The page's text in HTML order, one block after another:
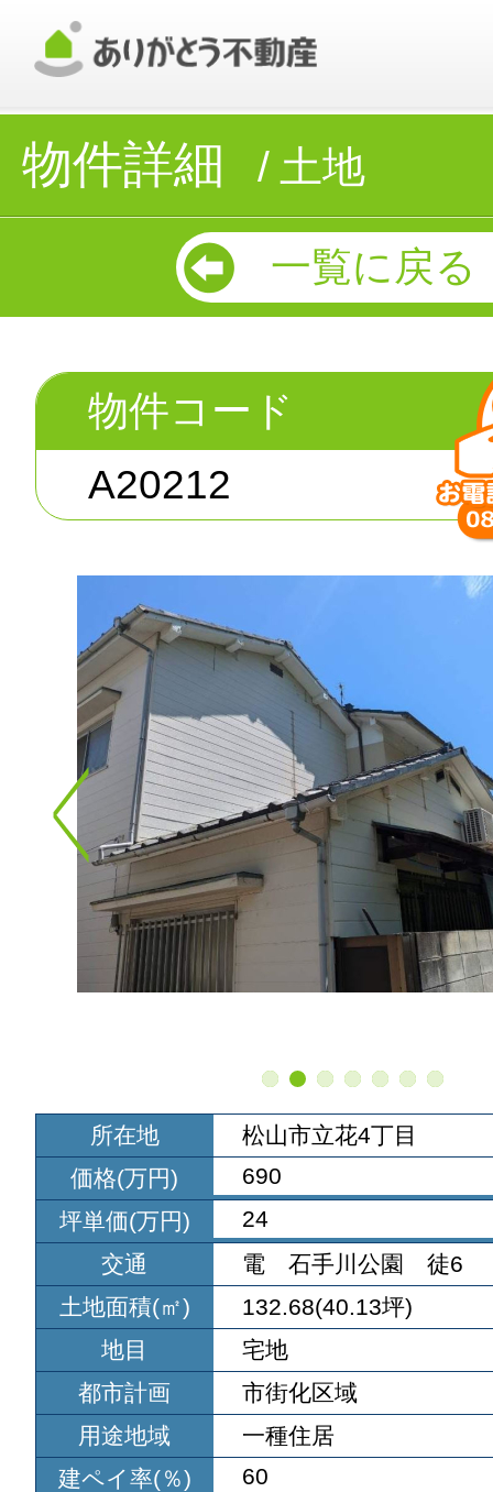
物件詳細 土地
一覧に戻る
物件コード
A20212
所在地
松山市立花4丁目
価格(万円)
690
坪単価(万円)
24
交通
電 石手川公園 徒6
土地面積(㎡)
132.68(40.13坪)
地目
宅地
都市計画
市街化区域
用途地域
一種住居
建ペイ率(％)
60